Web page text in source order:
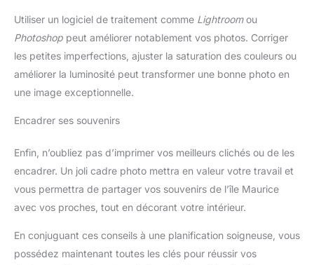
Utiliser un logiciel de traitement comme Lightroomou
Photoshop peut améliorer notablement vos photos. Corriger
les petites imperfections, ajuster la saturation des couleurs ou
améliorer la luminosité peut transformer une bonne photo en
une image exceptionnelle.
Encadrer ses souvenirs
Enfin, n’oubliez pas d’imprimer vos meilleurs clichés ou de les
encadrer. Un joli cadre photo mettra en valeur votre travail et
vous permettra de partager vos souvenirs de l’île Maurice
avec vos proches, tout en décorant votre intérieur.
En conjuguant ces conseils à une planification soigneuse, vous
possédez maintenant toutes les clés pour réussir vos